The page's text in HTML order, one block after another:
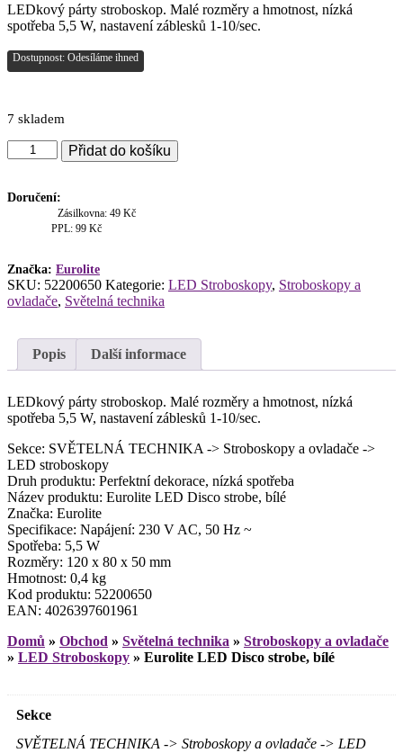
LEDkový párty stroboskop. Malé rozměry a hmotnost, nízká
spotřeba 5,5 W, nastavení záblesků 1-10/sec.
Dostupnost: Odesíláme ihned
7 skladem
Eurolite
LED
strobe,
množství
Přidat do košíku
Doručení:
Zásilkovna: 49 Kč
PPL: 99 Kč
Značka: Eurolite
SKU: 52200650 Kategorie: LED Stroboskopy, Stroboskopy a
ovladače, Světelná technika
Popis Další informace
LEDkový párty stroboskop. Malé rozměry a hmotnost, nízká
spotřeba 5,5 W, nastavení záblesků 1-10/sec.
Sekce: SVĚTELNÁ TECHNIKA -> Stroboskopy a ovladače ->
LED stroboskopy
Druh produktu: Perfektní dekorace, nízká spotřeba
Název produktu: Eurolite LED Disco strobe, bílé
Značka: Eurolite
Specifikace: Napájení: 230 V AC, 50 Hz ~
Spotřeba: 5,5 W
Rozměry: 120 x 80 x 50 mm
Hmotnost: 0,4 kg
Kod produktu: 52200650
EAN: 4026397601961
Domů » Obchod » Světelná technika » Stroboskopy a ovladače
» LED Stroboskopy » Eurolite LED Disco strobe, bílé
Sekce
SVĚTELNÁ TECHNIKA -> Stroboskopy a ovladače -> LED